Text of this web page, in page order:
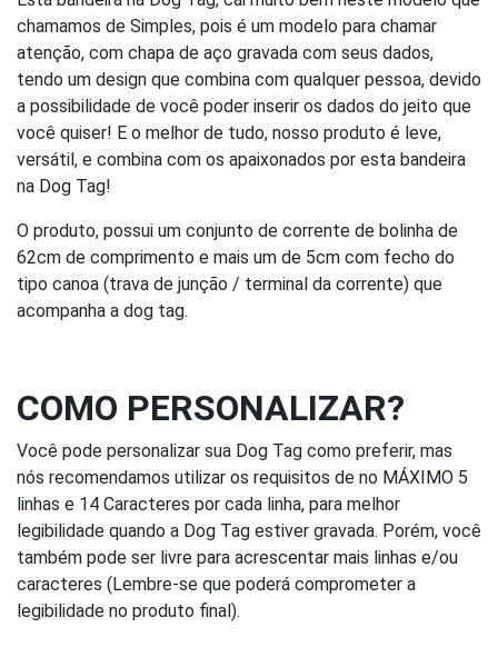
chamamos de Simples, pois é um modelo para chamar
atenção, com chapa de aço gravada com seus dados,
tendo um design que combina com qualquer pessoa, devido
a possibilidade de você poder inserir os dados do jeito que
você quiser! E o melhor de tudo, nosso produto é leve,
versátil, e combina com os apaixonados por esta bandeira
na Dog Tag!
O produto, possui um conjunto de corrente de bolinha de
62cm de comprimento e mais um de 5cm com fecho do
tipo canoa (trava de junção / terminal da corrente) que
acompanha a dog tag.
COMO PERSONALIZAR?
Você pode personalizar sua Dog Tag como preferir, mas
nós recomendamos utilizar os requisitos de no MÁXIMO 5
linhas e 14 Caracteres por cada linha, para melhor
legibilidade quando a Dog Tag estiver gravada. Porém, você
também pode ser livre para acrescentar mais linhas e/ou
caracteres (Lembre-se que poderá comprometer a
legibilidade no produto final).